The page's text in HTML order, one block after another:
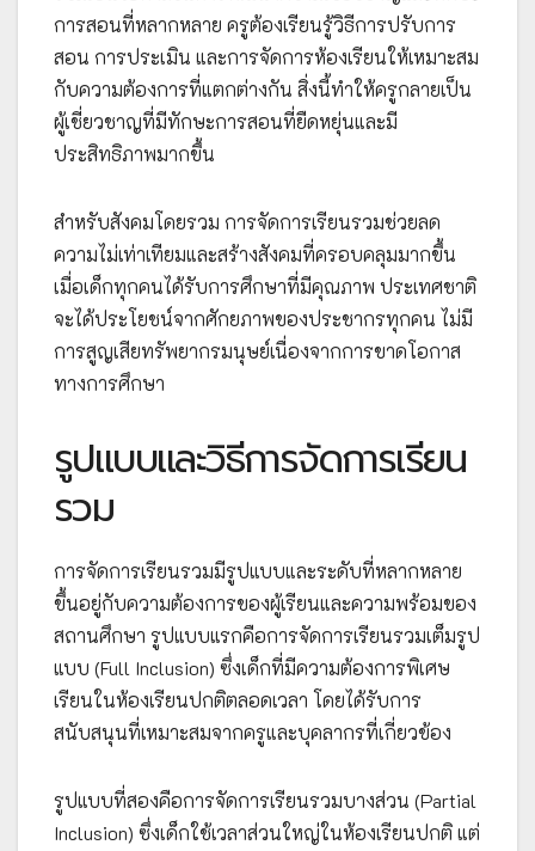
การสอนที่หลากหลาย ครูต้องเรียนรู้วิธีการปรับการ
สอน การประเมิน และการจัดการห้องเรียนให้เหมาะสม
กับความต้องการที่แตกต่างกัน สิ่งนี้ทำให้ครูกลายเป็น
ผู้เชี่ยวชาญที่มีทักษะการสอนที่ยืดหยุ่นและมี
ประสิทธิภาพมากขึ้น
สำหรับสังคมโดยรวม การจัดการเรียนรวมช่วยลด
ความไม่เท่าเทียมและสร้างสังคมที่ครอบคลุมมากขึ้น
เมื่อเด็กทุกคนได้รับการศึกษาที่มีคุณภาพ ประเทศชาติ
จะได้ประโยชน์จากศักยภาพของประชากรทุกคน ไม่มี
การสูญเสียทรัพยากรมนุษย์เนื่องจากการขาดโอกาส
ทางการศึกษา
รูปแบบและวิธีการจัดการเรียน
รวม
การจัดการเรียนรวมมีรูปแบบและระดับที่หลากหลาย
ขึ้นอยู่กับความต้องการของผู้เรียนและความพร้อมของ
สถานศึกษา รูปแบบแรกคือการจัดการเรียนรวมเต็มรูป
แบบ (Full Inclusion) ซึ่งเด็กที่มีความต้องการพิเศษ
เรียนในห้องเรียนปกติตลอดเวลา โดยได้รับการ
สนับสนุนที่เหมาะสมจากครูและบุคลากรที่เกี่ยวข้อง
รูปแบบที่สองคือการจัดการเรียนรวมบางส่วน (Partial
Inclusion) ซึ่งเด็กใช้เวลาส่วนใหญ่ในห้องเรียนปกติ แต่